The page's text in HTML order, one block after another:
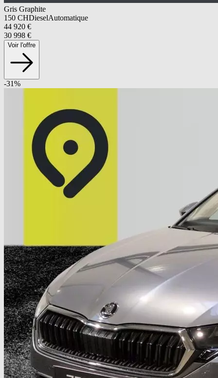
Gris Graphite
150 CHDieselAutomatique
44 920 €
30 998 €
Voir l'offre
-31%